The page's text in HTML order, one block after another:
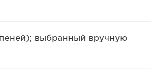
выбранный вручную